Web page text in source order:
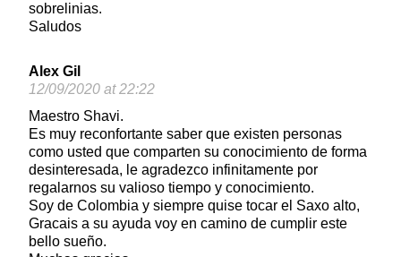
sobrelinias.
Saludos
Alex Gil
12/09/2020 at 22:22
Maestro Shavi.
Es muy reconfortante saber que existen personas
como usted que comparten su conocimiento de forma
desinteresada, le agradezco infinitamente por
regalarnos su valioso tiempo y conocimiento.
Soy de Colombia y siempre quise tocar el Saxo alto,
Gracais a su ayuda voy en camino de cumplir este
bello sueño.